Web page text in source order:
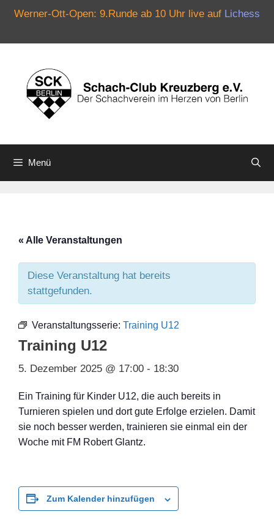
Werner-Ott-Open: 9.Runde ab 10 Uhr live auf Lichess
springen
Menü
« Alle Veranstaltungen
Diese Veranstaltung hat bereits
stattgefunden.
Veranstaltungsserie: Training U12
Training U12
5. Dezember 2025 @ 17:00 - 18:30
Ein Training für Kinder U12, die auch bereits in
Turnieren spielen und dort gute Erfolge erzielen. Damit
sie noch besser werden, trainieren sie einmal ein der
Woche mit FM Robert Glantz.
Zum Kalender hinzufügen